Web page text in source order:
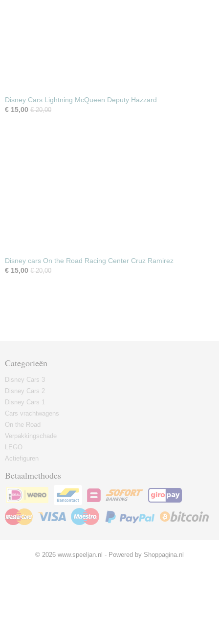
Disney Cars Lightning McQueen Deputy Hazzard
€ 15,00 € 20,00
Disney cars On the Road Racing Center Cruz Ramirez
€ 15,00 € 20,00
Categorieën
Disney Cars 3
Disney Cars 2
Disney Cars 1
Cars vrachtwagens
On the Road
Verpakkingschade
LEGO
Actiefiguren
Betaalmethodes
© 2026 www.speeljan.nl - Powered by Shoppagina.nl